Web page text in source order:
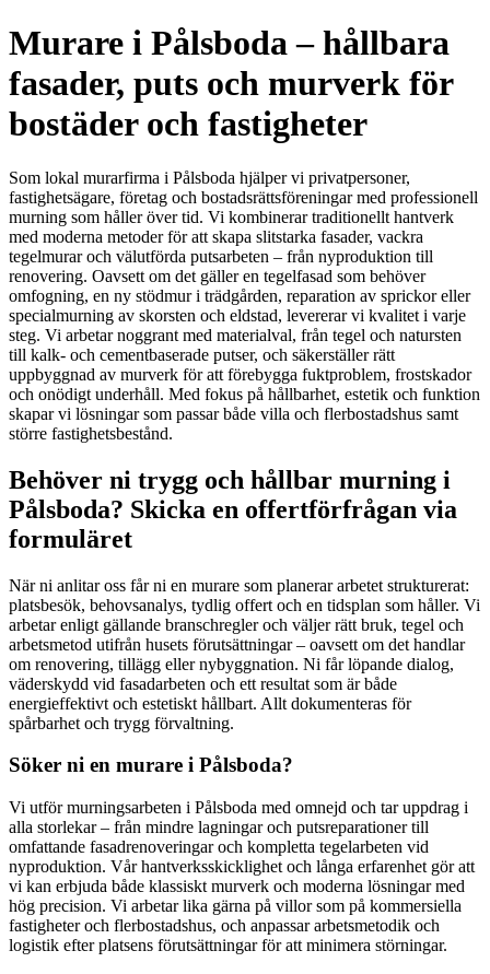
Murare i Pålsboda – hållbara
fasader, puts och murverk för
bostäder och fastigheter
Som lokal murarfirma i Pålsboda hjälper vi privatpersoner,
fastighetsägare, företag och bostadsrättsföreningar med professionell
murning som håller över tid. Vi kombinerar traditionellt hantverk
med moderna metoder för att skapa slitstarka fasader, vackra
tegelmurar och välutförda putsarbeten – från nyproduktion till
renovering. Oavsett om det gäller en tegelfasad som behöver
omfogning, en ny stödmur i trädgården, reparation av sprickor eller
specialmurning av skorsten och eldstad, levererar vi kvalitet i varje
steg. Vi arbetar noggrant med materialval, från tegel och natursten
till kalk- och cementbaserade putser, och säkerställer rätt
uppbyggnad av murverk för att förebygga fuktproblem, frostskador
och onödigt underhåll. Med fokus på hållbarhet, estetik och funktion
skapar vi lösningar som passar både villa och flerbostadshus samt
större fastighetsbestånd.
Behöver ni trygg och hållbar murning i
Pålsboda? Skicka en offertförfrågan via
formuläret
När ni anlitar oss får ni en murare som planerar arbetet strukturerat:
platsbesök, behovsanalys, tydlig offert och en tidsplan som håller. Vi
arbetar enligt gällande branschregler och väljer rätt bruk, tegel och
arbetsmetod utifrån husets förutsättningar – oavsett om det handlar
om renovering, tillägg eller nybyggnation. Ni får löpande dialog,
väderskydd vid fasadarbeten och ett resultat som är både
energieffektivt och estetiskt hållbart. Allt dokumenteras för
spårbarhet och trygg förvaltning.
Söker ni en murare i Pålsboda?
Vi utför murningsarbeten i Pålsboda med omnejd och tar uppdrag i
alla storlekar – från mindre lagningar och putsreparationer till
omfattande fasadrenoveringar och kompletta tegelarbeten vid
nyproduktion. Vår hantverksskicklighet och långa erfarenhet gör att
vi kan erbjuda både klassiskt murverk och moderna lösningar med
hög precision. Vi arbetar lika gärna på villor som på kommersiella
fastigheter och flerbostadshus, och anpassar arbetsmetodik och
logistik efter platsens förutsättningar för att minimera störningar.